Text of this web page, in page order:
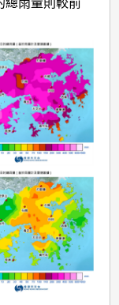
總雨量則較前